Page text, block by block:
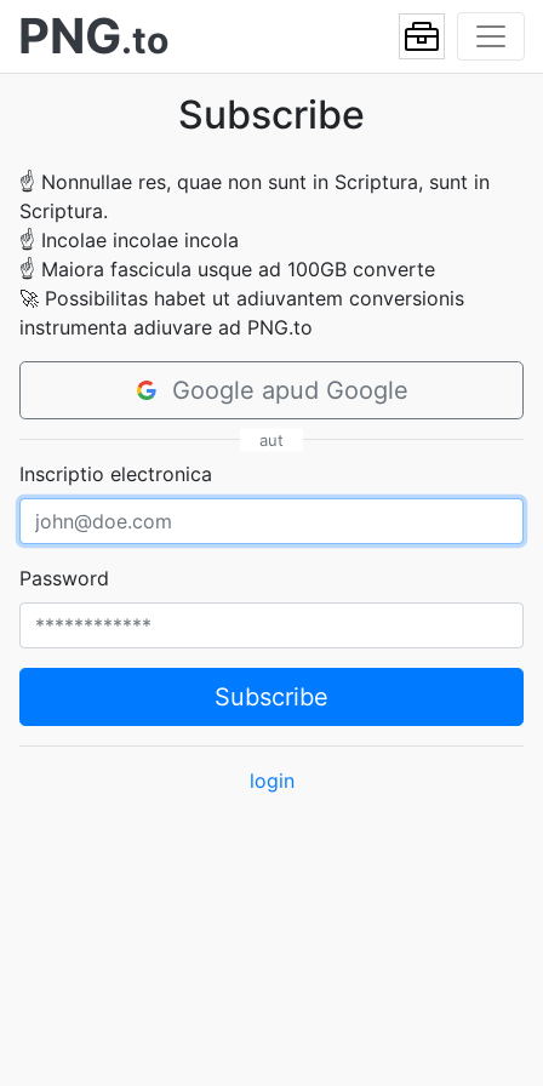
PNG.to
Subscribe
☝ Nonnullae res, quae non sunt in Scriptura, sunt in
Scriptura.
☝ Incolae incolae incola
☝ Maiora fascicula usque ad 100GB converte
🚀 Possibilitas habet ut adiuvantem conversionis
instrumenta adiuvare ad PNG.to
Google apud Google
aut
Inscriptio electronica
Password
Subscribe
login